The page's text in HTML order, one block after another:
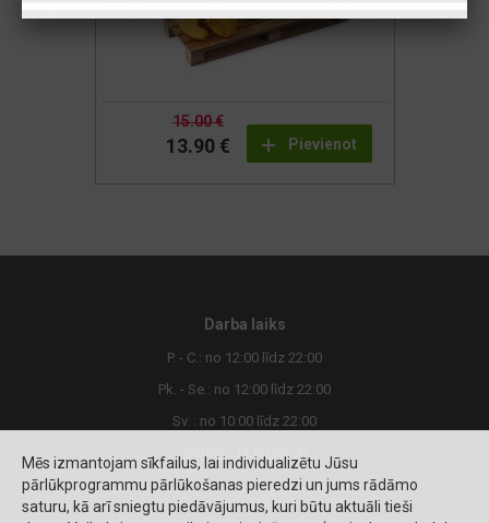
Pievienot
15.00 €
13.90 €
Darba laiks
P. - C.: no 12:00 līdz 22:00
Pk. - Se.: no 12:00 līdz 22:00
Sv. : no 10:00 līdz 22:00
Šodien: 12:00-22:00
Mēs izmantojam sīkfailus, lai individualizētu Jūsu
pārlūkprogrammu pārlūkošanas pieredzi un jums rādāmo
saturu, kā arī sniegtu piedāvājumus, kuri būtu aktuāli tieši